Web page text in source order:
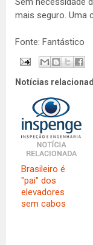
mais seguro. Uma
Fonte: Fantástico
Notícias
Brasileiro é
"pai" dos
elevadores
sem cabos